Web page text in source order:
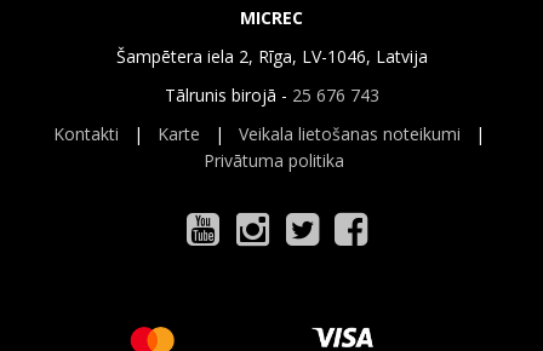
MICREC
Šampētera iela 2, Rīga, LV-1046, Latvija
Tālrunis birojā - 25 676 743
Kontakti | Karte | Veikala lietošanas noteikumi |
Privātuma politika